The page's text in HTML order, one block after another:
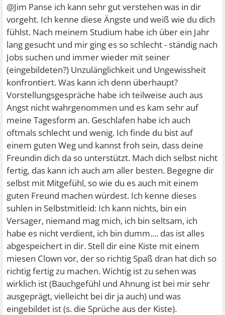
@Jim Panse ich kann sehr gut verstehen was in dir
vorgeht. Ich kenne diese Ängste und weiß wie du dich
fühlst. Nach meinem Studium habe ich über ein Jahr
lang gesucht und mir ging es so schlecht - ständig nach
Jobs suchen und immer wieder mit seiner
(eingebildeten?) Unzulänglichkeit und Ungewissheit
konfrontiert. Was kann ich denn überhaupt?
Vorstellungsgespräche habe ich teilweise auch aus
Angst nicht wahrgenommen und es kam sehr auf
meine Tagesform an. Geschlafen habe ich auch
oftmals schlecht und wenig. Ich finde du bist auf
einem guten Weg und kannst froh sein, dass deine
Freundin dich da so unterstützt. Mach dich selbst nicht
fertig, das kann ich auch am aller besten. Begegne dir
selbst mit Mitgefühl, so wie du es auch mit einem
guten Freund machen würdest. Ich kenne dieses
suhlen in Selbstmitleid: Ich kann nichts, bin ein
Versager, niemand mag mich, ich bin seltsam, ich
habe es nicht verdient, ich bin dumm.... das ist alles
abgespeichert in dir. Stell dir eine Kiste mit einem
miesen Clown vor, der so richtig Spaß dran hat dich so
richtig fertig zu machen. Wichtig ist zu sehen was
wirklich ist (Bauchgefühl und Ahnung ist bei mir sehr
ausgeprägt, vielleicht bei dir ja auch) und was
eingebildet ist (s. die Sprüche aus der Kiste).